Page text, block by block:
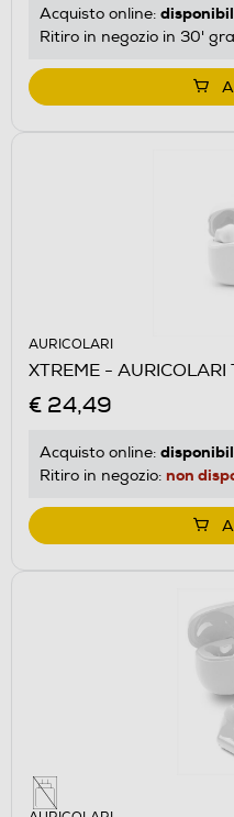
Acquisto online:
Ritiro in negozio in 30'
AURICOLARI
XTREME -
€ 24,49
Acquisto online:
Ritiro in negozio: non